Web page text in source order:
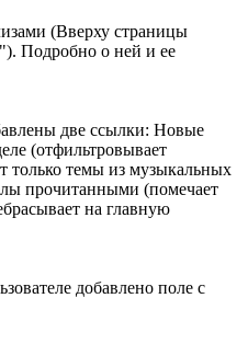
(Вверху страницы
Подробно о ней и ее
две ссылки: Новые
(отфильтровывает
только темы из музыкальных
прочитанными (помечает
на главную
добавлено поле с